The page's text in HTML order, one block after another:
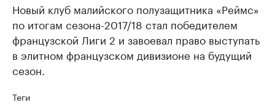
Новый клуб малийского полузащитника «Реймс»
по итогам сезона-2017/18 стал победителем
французской Лиги 2 и завоевал право выступать
в элитном французском дивизионе на будущий
сезон.
Теги